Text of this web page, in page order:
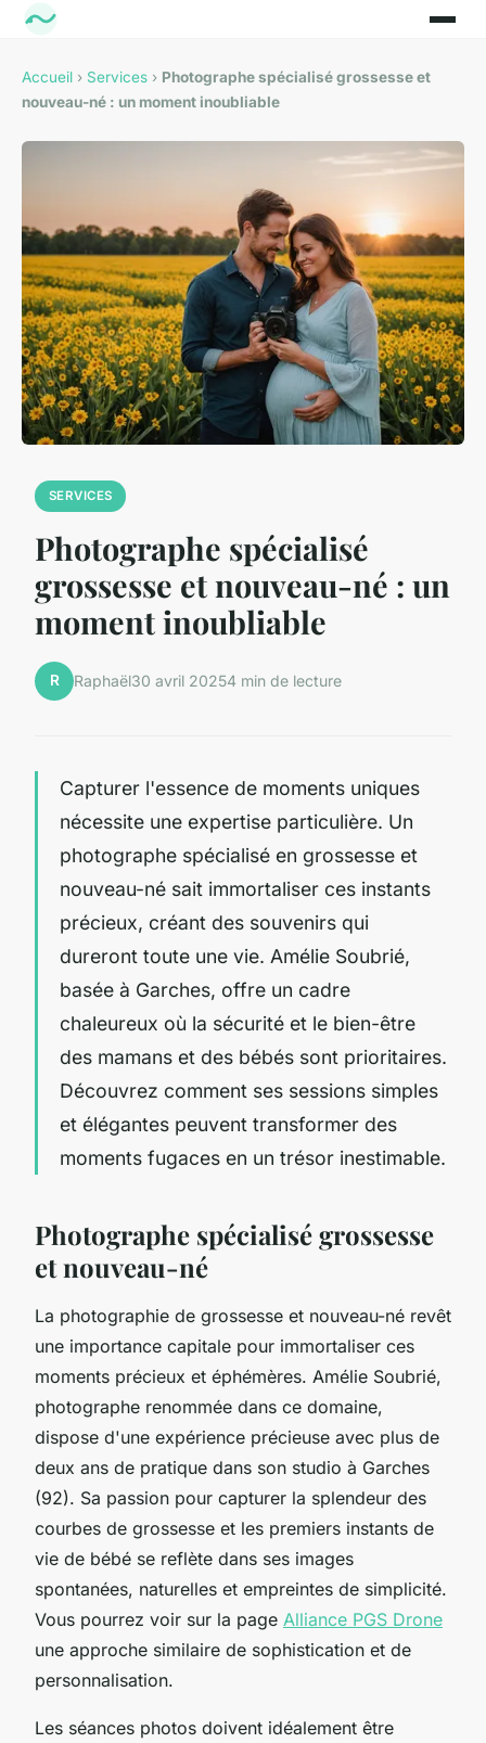
Accueil › Services › Photographe spécialisé grossesse et
nouveau-né : un moment inoubliable
SERVICES
Photographe spécialisé
grossesse et nouveau-né : un
moment inoubliable
R Raphaël30 avril 20254 min de lecture
Capturer l'essence de moments uniques
nécessite une expertise particulière. Un
photographe spécialisé en grossesse et
nouveau-né sait immortaliser ces instants
précieux, créant des souvenirs qui
dureront toute une vie. Amélie Soubrié,
basée à Garches, offre un cadre
chaleureux où la sécurité et le bien-être
des mamans et des bébés sont prioritaires.
Découvrez comment ses sessions simples
et élégantes peuvent transformer des
moments fugaces en un trésor inestimable.
Photographe spécialisé grossesse
et nouveau-né
La photographie de grossesse et nouveau-né revêt
une importance capitale pour immortaliser ces
moments précieux et éphémères. Amélie Soubrié,
photographe renommée dans ce domaine,
dispose d'une expérience précieuse avec plus de
deux ans de pratique dans son studio à Garches
(92). Sa passion pour capturer la splendeur des
courbes de grossesse et les premiers instants de
vie de bébé se reflète dans ses images
spontanées, naturelles et empreintes de simplicité.
Vous pourrez voir sur la page Alliance PGS Drone
une approche similaire de sophistication et de
personnalisation.
Les séances photos doivent idéalement être